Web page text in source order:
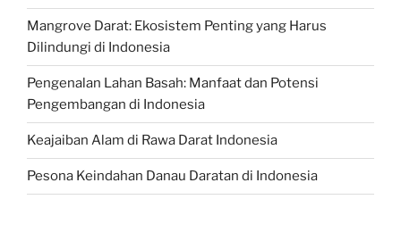
Mangrove Darat: Ekosistem Penting yang Harus
Dilindungi di Indonesia
Pengenalan Lahan Basah: Manfaat dan Potensi
Pengembangan di Indonesia
Keajaiban Alam di Rawa Darat Indonesia
Pesona Keindahan Danau Daratan di Indonesia